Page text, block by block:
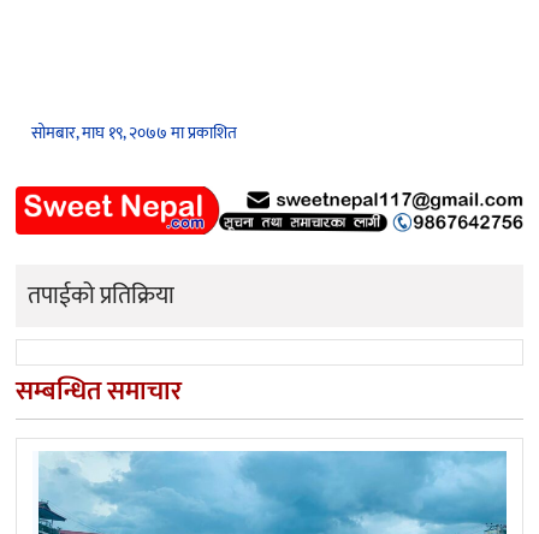
सोमबार, माघ १९, २०७७ मा प्रकाशित
तपाईको प्रतिक्रिया
सम्बन्धित समाचार